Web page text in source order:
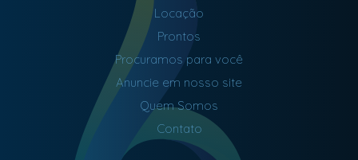
Locação
Prontos
Procuramos para você
Anuncie em nosso site
Quem Somos
Contato